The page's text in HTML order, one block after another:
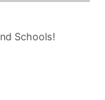
Schools!